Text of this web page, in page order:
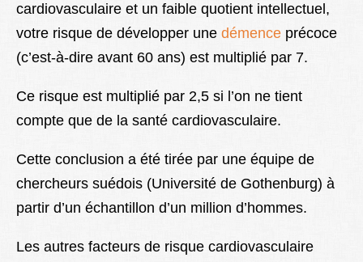
cardiovasculaire et un faible quotient intellectuel,
votre risque de développer une démence précoce
(c’est-à-dire avant 60 ans) est multiplié par 7.
Ce risque est multiplié par 2,5 si l’on ne tient
compte que de la santé cardiovasculaire.
Cette conclusion a été tirée par une équipe de
chercheurs suédois (Université de Gothenburg) à
partir d’un échantillon d’un million d’hommes.
Les autres facteurs de risque cardiovasculaire